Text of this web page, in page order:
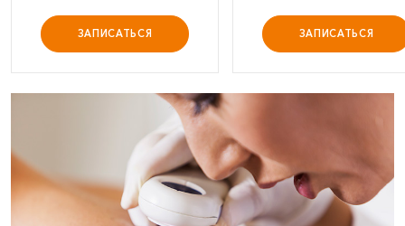
ЗАПИСАТЬСЯ ЗАПИСАТЬСЯ